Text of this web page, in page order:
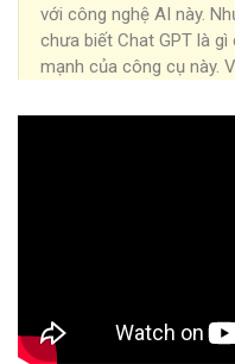
với công nghệ AI này.
chưa biết Chat GPT là
mạnh của công cụ này.